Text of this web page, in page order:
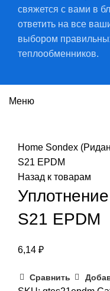
свяжется с вами в
ответить на все
выбором
теплообменников.
Меню
Home Sondex
S21 EPDM
Назад к товарам
S21 EPDM
6,14 ₽
Сравнить